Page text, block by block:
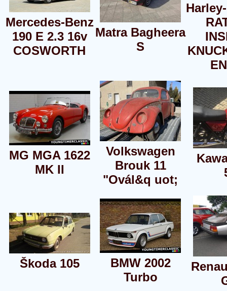
Mercedes-Benz
190 E 2.3 16v
COSWORTH
Matra Bagheera
S
MG MGA 1622
MK II
Volkswagen
Brouk 11
"Ovál&q uot;
Škoda 105
BMW 2002
Turbo